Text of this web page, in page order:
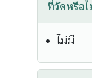
ที่วัดหรือไ
ไม่มี